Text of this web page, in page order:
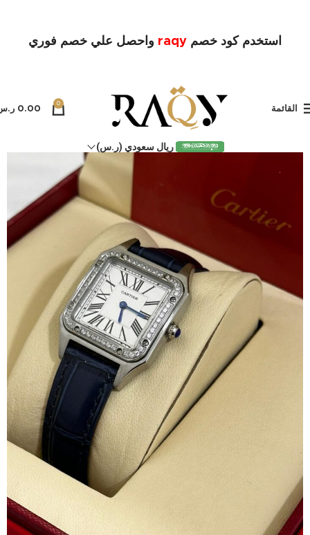
استخدم كود خصم raqy واحصل علي خصم فوري
القائمة
0
0.00
ريال سعودي (ر.س)